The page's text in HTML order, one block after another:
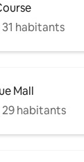
habitants
Mall
habitants